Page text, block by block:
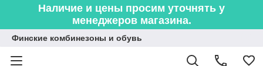
Наличие и цены просим уточнять у
менеджеров магазина.
Финские комбинезоны и обувь